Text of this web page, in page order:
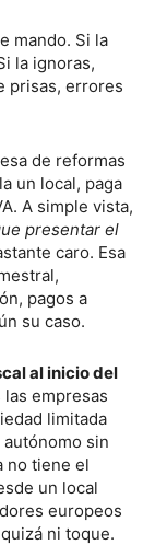
mando. Si la
la ignoras,
prisas, errores
de reformas
un local, paga
A simple vista,
presentar el
caro. Esa
pagos a
su caso.
al inicio del
las empresas
limitada
sin
no tiene el
un local
europeos
ni toque.